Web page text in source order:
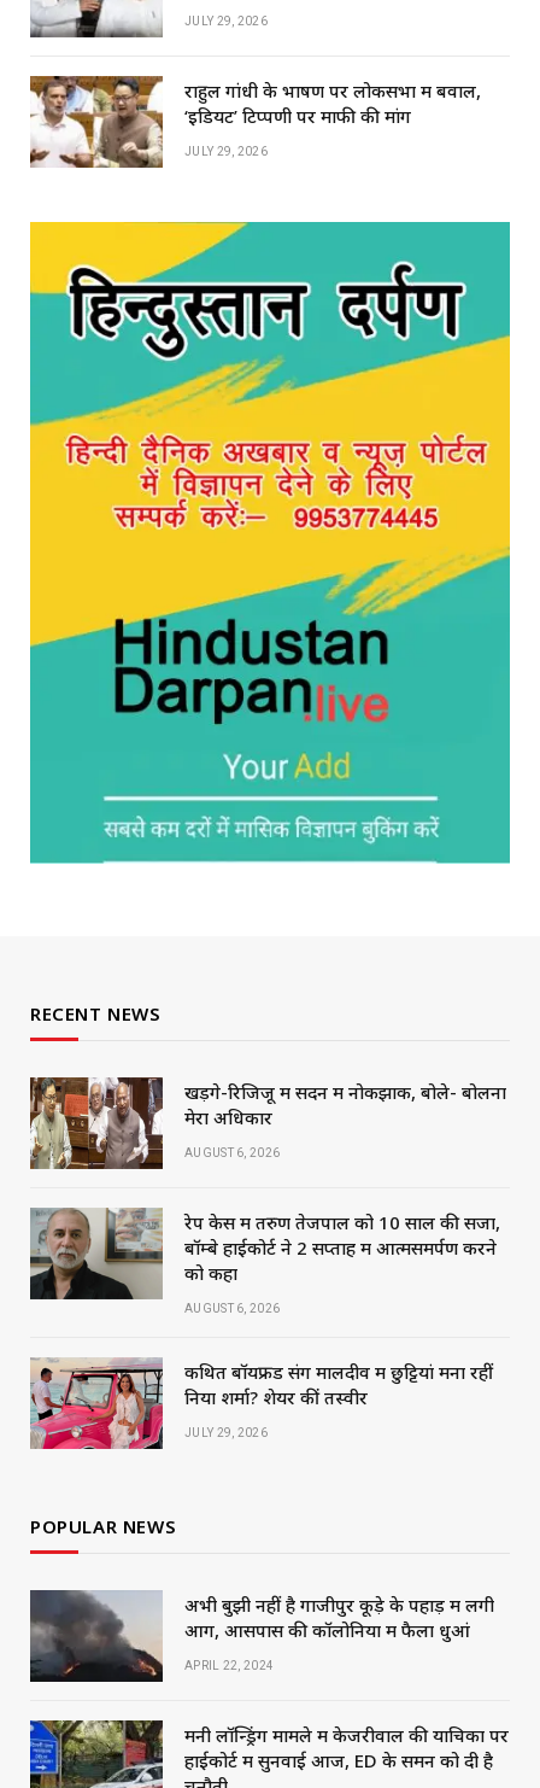
JULY 29, 2026
राहुल गांधी के भाषण पर लोकसभा में बवाल,
‘इडियट’ टिप्पणी पर माफी की मांग
JULY 29, 2026
RECENT NEWS
खड़गे-रिजिजू में सदन में नोकझोंक, बोले- बोलना
मेरा अधिकार
AUGUST 6, 2026
रेप केस में तरुण तेजपाल को 10 साल की सजा,
बॉम्बे हाईकोर्ट ने 2 सप्ताह में आत्मसमर्पण करने
को कहा
AUGUST 6, 2026
कथित बॉयफ्रेंड संग मालदीव में छुट्टियां मना रहीं
निया शर्मा? शेयर कीं तस्वीरें
JULY 29, 2026
POPULAR NEWS
अभी बुझी नहीं है गाजीपुर कूड़े के पहाड़ में लगी
आग, आसपास की कॉलोनियों में फैला धुआं
APRIL 22, 2024
मनी लॉन्ड्रिंग मामले में केजरीवाल की याचिका पर
हाईकोर्ट में सुनवाई आज, ED के समन को दी है